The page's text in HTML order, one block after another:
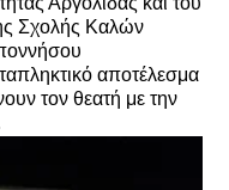
Σχολής Καλών
αποτέλεσμα
τον θεατή με την